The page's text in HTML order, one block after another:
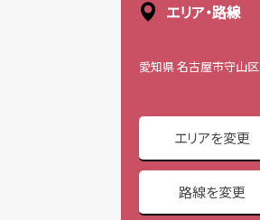
エリア・路線
愛知県 名古屋市守山区
エリアを変更
路線を変更